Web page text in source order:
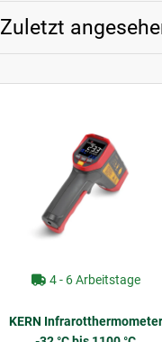
Zuletzt
4 - 6 Arbeitstage
KERN Infrarotthermometer